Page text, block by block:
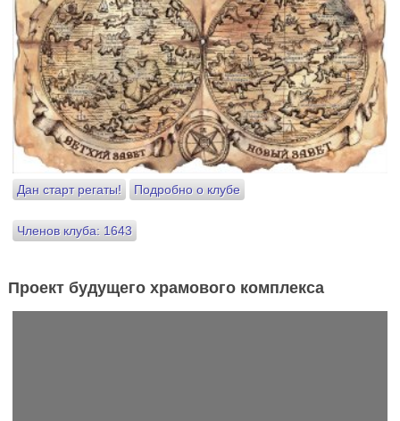
Дан старт регаты! Подробно о клубе
Членов клуба: 1643
Проект будущего храмового комплекса